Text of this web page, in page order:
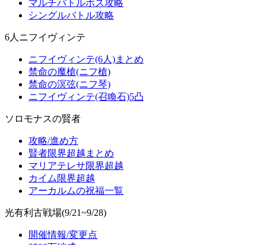
マルチバトルボス攻略
シングルバトル攻略
6人ニフイヴィンテ
ニフイヴィンテ(6人)まとめ
禁命の魔槍(ニフ槍)
禁命の溟弦(ニフ琴)
ニフイヴィンテ(召喚石)5凸
ソロモナスの賢者
攻略/進め方
賢者限界超越まとめ
マリアテレサ限界超越
カイム限界超越
アーカルムの祝福一覧
光有利古戦場(9/21~9/28)
開催情報/変更点